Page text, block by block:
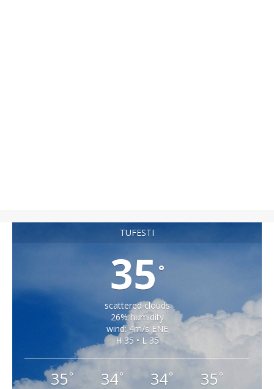
TUFESTI
35 °
scattered clouds
26% humidity
wind: 4m/s ENE
H 35 • L 35
35 ° 34° 34° 35 °